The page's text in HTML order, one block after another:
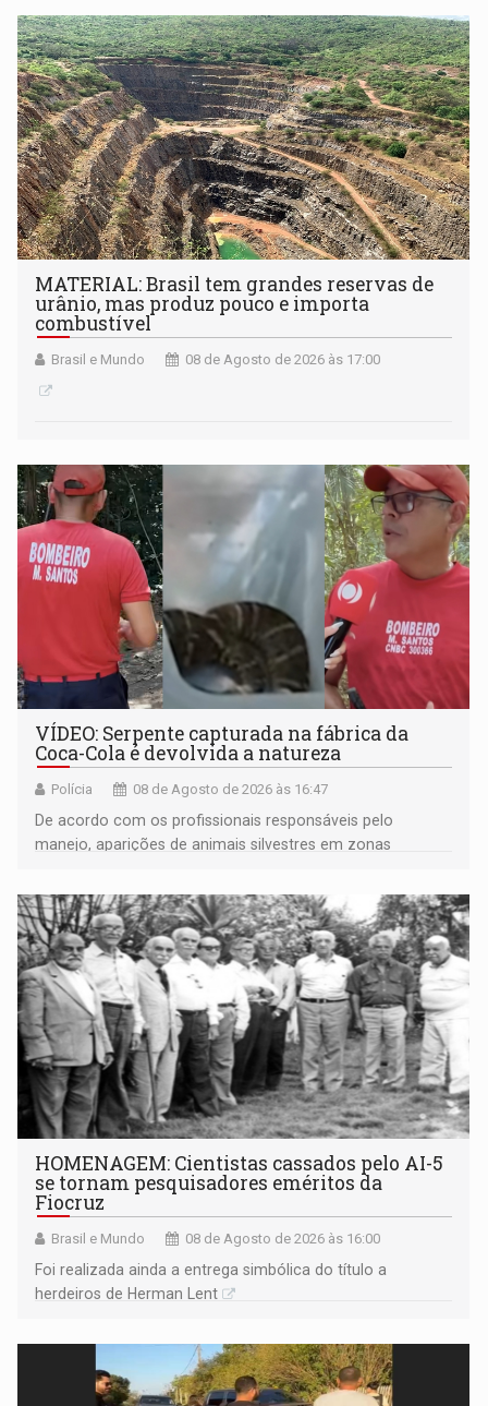
submissão de pré-propostas poderá ser feita até 1º de
setembro
MATERIAL: Brasil tem grandes reservas de
urânio, mas produz pouco e importa
combustível
Brasil e Mundo 08 de Agosto de 2026 às 17:00
VÍDEO: Serpente capturada na fábrica da
Coca-Cola é devolvida a natureza
Polícia 08 de Agosto de 2026 às 16:47
De acordo com os profissionais responsáveis pelo
manejo, aparições de animais silvestres em zonas
HOMENAGEM: Cientistas cassados pelo AI-5
se tornam pesquisadores eméritos da
Fiocruz
Brasil e Mundo 08 de Agosto de 2026 às 16:00
Foi realizada ainda a entrega simbólica do título a
herdeiros de Herman Lent